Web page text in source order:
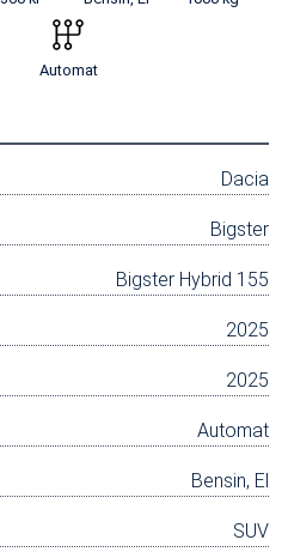
Automat
Dacia
Bigster
Bigster Hybrid 155
2025
2025
Automat
Bensin, El
SUV